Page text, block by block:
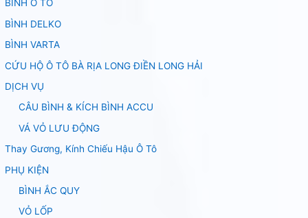
BÌNH Ô TÔ
BÌNH DELKO
BÌNH VARTA
CỨU HỘ Ô TÔ BÀ RỊA LONG ĐIỀN LONG HẢI
DỊCH VỤ
CÂU BÌNH & KÍCH BÌNH ACCU
VÁ VỎ LƯU ĐỘNG
Thay Gương, Kính Chiếu Hậu Ô Tô
PHỤ KIỆN
BÌNH ẮC QUY
VỎ LỐP